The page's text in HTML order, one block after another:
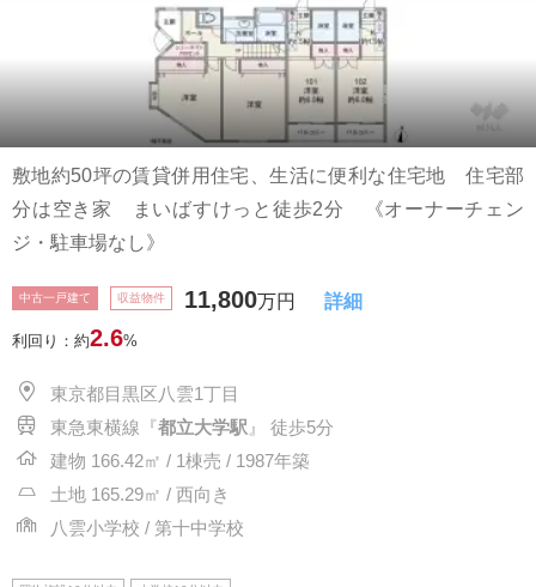
敷地約50坪の賃貸併用住宅、生活に便利な住宅地 住宅部
分は空き家 まいばすけっと徒歩2分 《オーナーチェン
ジ・駐車場なし》
中古一戸建て 収益物件 11,800万円 詳細
利回り：約2.6%
東京都目黒区八雲1丁目
東急東横線『都立大学駅 』 徒歩5分
建物 166.42㎡ / 1棟売 / 1987年築
土地 165.29㎡ / 西向き
八雲小学校 / 第十中学校